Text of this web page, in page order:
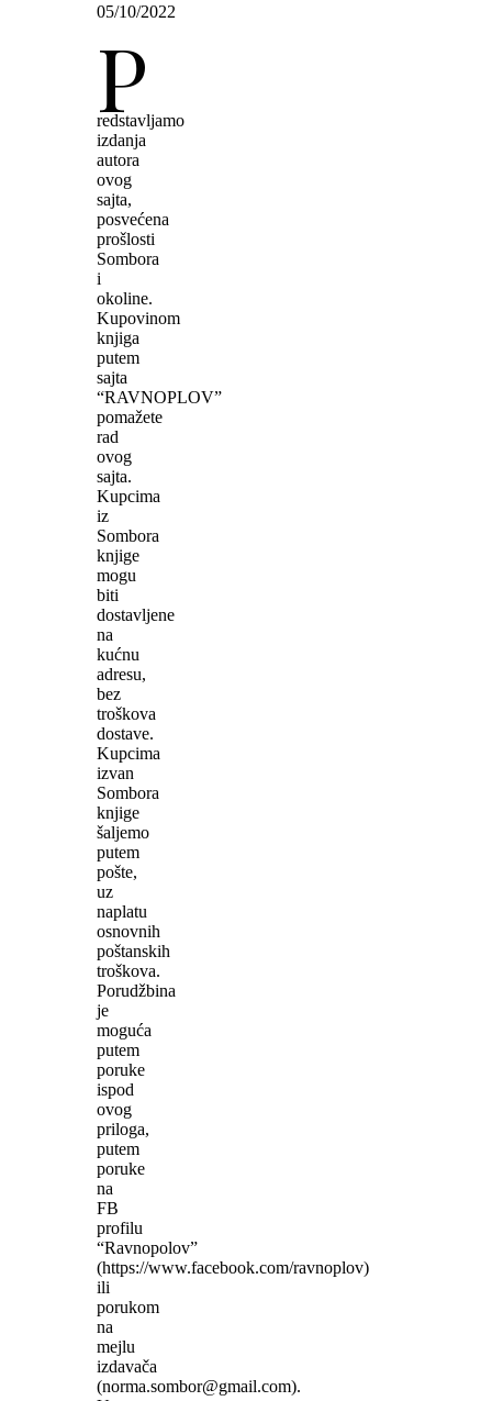
05/10/2022
P
redstavljamo
izdanja
autora
ovog
sajta,
posvećena
prošlosti
Sombora
i
okoline.
Kupovinom
knjiga
putem
sajta
“RAVNOPLOV”
pomažete
rad
ovog
sajta.
Kupcima
iz
Sombora
knjige
mogu
biti
dostavljene
na
kućnu
adresu,
bez
troškova
dostave.
Kupcima
izvan
Sombora
knjige
šaljemo
putem
pošte,
uz
naplatu
osnovnih
poštanskih
troškova.
Porudžbina
je
moguća
putem
poruke
ispod
ovog
priloga,
putem
poruke
na
FB
profilu
“Ravnopolov”
(https://www.facebook.com/ravnoplov)
ili
porukom
na
mejlu
izdavača
(norma.sombor@gmail.com).